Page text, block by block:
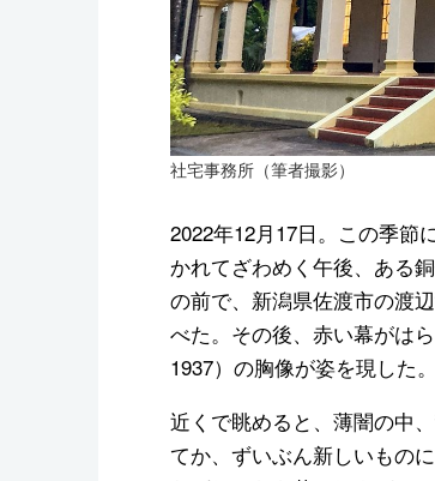
社宅事務所（筆者撮影）
2022年12月17日。この季節
かれてざわめく午後、ある
の前で、新潟県佐渡市の渡
べた。その後、赤い幕がは
1937）の胸像が姿を現した。
近くで眺めると、薄闇の中
てか、ずいぶん新しいもの